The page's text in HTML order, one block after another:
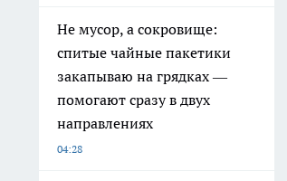
Не мусор, а сокровище:
спитые чайные пакетики
закапываю на грядках —
помогают сразу в двух
направлениях
04:28